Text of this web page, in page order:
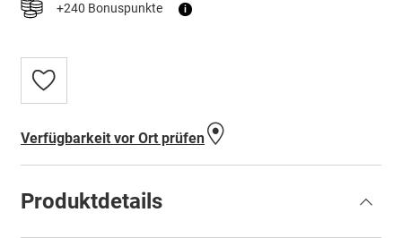
+240 Bonuspunkte i
Zur
Wunschliste
Verfügbarkeit vor Ort prüfen
Produktdetails